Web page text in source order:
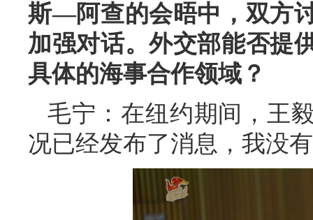
斯—阿查的会晤中，双方
加强对话。外交部能否提
具体的海事合作领域？
毛宁：在纽约期间，王
况已经发布了消息，我没